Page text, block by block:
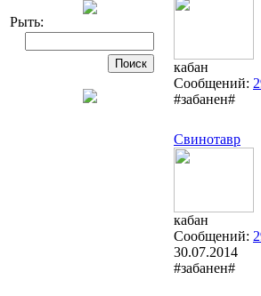
Рыть:
кабан
Сообщений:
#забанен#
Свинотавр
кабан
Сообщений:
30.07.2014
#забанен#